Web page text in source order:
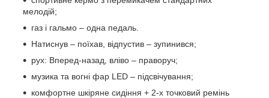
мелодій;
газ і гальмо – одна педаль.
Натиснув – поїхав, відпустив – зупинився;
рух: Вперед-назад, вліво – праворуч;
музика та вогні фар LED – підсвічування;
комфортне шкіряне сидіння + 2-х точковий ремінь